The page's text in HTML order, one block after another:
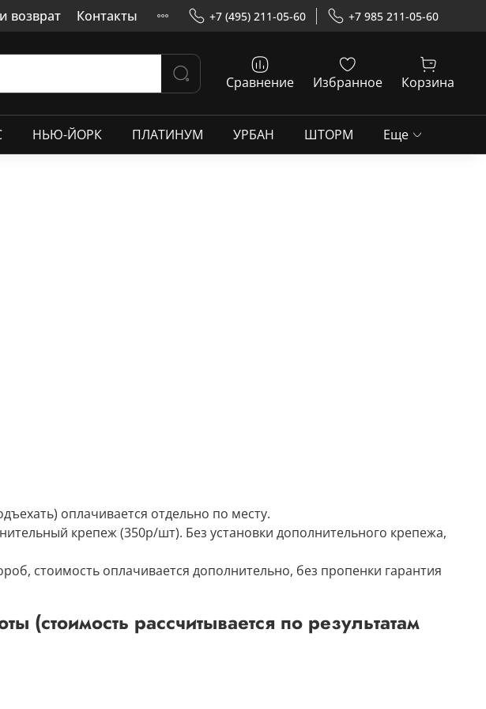
возврат Контакты +7 (495) 211-05-60 +7 985 211-05-60
Сравнение Избранное Корзина
НЬЮ-ЙОРК ПЛАТИНУМ УРБАН ШТОРМ Еще
оплачивается отдельно по месту​.
крепеж (350р/шт). Без установки дополнительного крепежа,
стоимость оплачивается дополнительно, без пропенки гарантия
рассчитывается по результатам